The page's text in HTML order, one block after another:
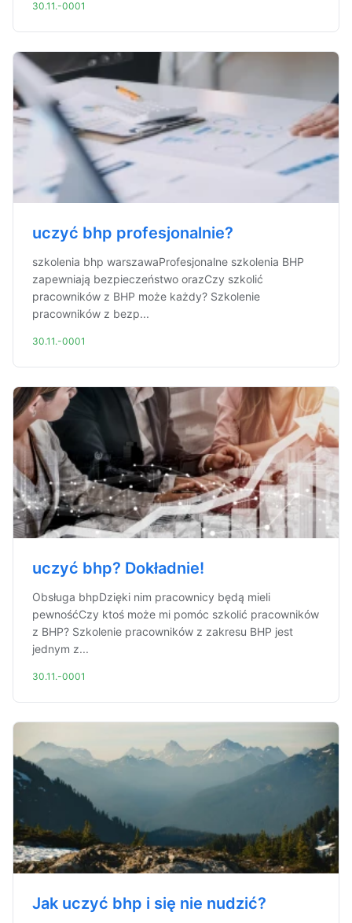
30.11.-0001
uczyć bhp profesjonalnie?
szkolenia bhp warszawaProfesjonalne szkolenia BHP
zapewniają bezpieczeństwo orazCzy szkolić
pracowników z BHP może każdy? Szkolenie
pracowników z bezp...
30.11.-0001
uczyć bhp? Dokładnie!
Obsługa bhpDzięki nim pracownicy będą mieli
pewnośćCzy ktoś może mi pomóc szkolić pracowników
z BHP? Szkolenie pracowników z zakresu BHP jest
jednym z...
30.11.-0001
Jak uczyć bhp i się nie nudzić?